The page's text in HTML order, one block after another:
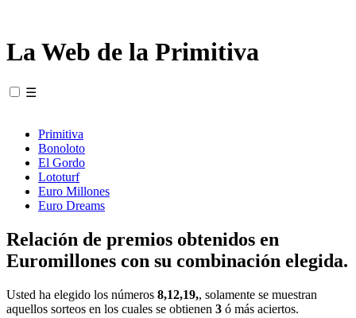
La Web de la Primitiva
☰
Primitiva
Bonoloto
El Gordo
Lototurf
Euro Millones
Euro Dreams
Relación de premios obtenidos en
Euromillones con su combinación elegida.
Usted ha elegido los números 8,12,19,, solamente se muestran
aquellos sorteos en los cuales se obtienen 3 ó más aciertos.